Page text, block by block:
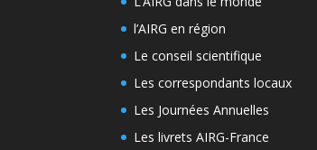
l’AIRG en région
Le conseil scientifique
Les correspondants locaux
Les Journées Annuelles
Les livrets AIRG-France